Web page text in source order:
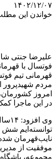
۱۴۰۲/۱۲/۰۷
خواندن این مطلب 1 دقیقه زمان
علیرضا جنتی
فوتسال با
قهرمانی تیم
مردم شهیدپرور
امروز
در این ماجرا
وی
توانسته‌ایم
نایب‌قهرمان
موفقیت از
مجموعه،